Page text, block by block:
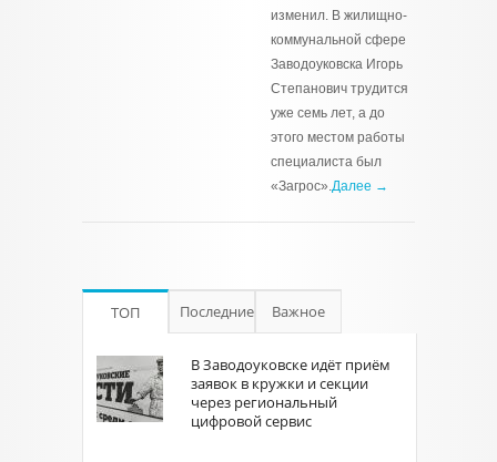
изменил. В жилищно-
коммунальной сфере
Заводоуковска Игорь
Степанович трудится
уже семь лет, а до
этого местом работы
специалиста был
«Загрос».Далее →
ТОП Последние Важное
В Заводоуковске идёт приём
заявок в кружки и секции
через региональный
цифровой сервис